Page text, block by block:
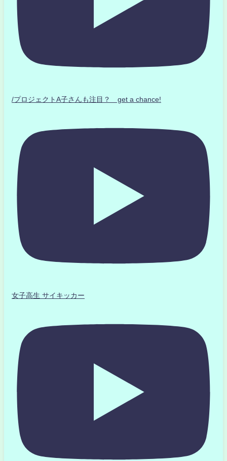
/プロジェクトA子さんも注目？ get a chance!
女子高生 サイキッカー